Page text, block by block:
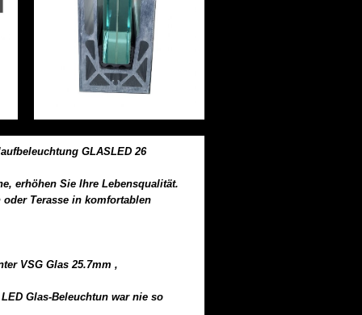
GLASLED 26
erhöhen Sie Ihre Lebensqualität.
Terasse in komfortablen
VSG Glas 25.7mm ,
Glas-Beleuchtun war nie so